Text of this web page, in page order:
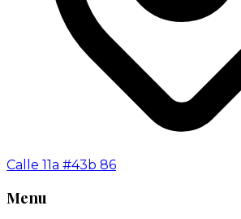
Calle 11a #43b 86
Menu